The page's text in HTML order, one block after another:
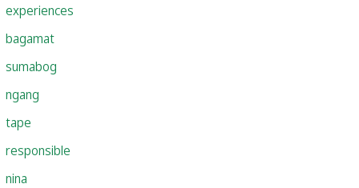
experiences
bagamat
sumabog
ngang
tape
responsible
nina